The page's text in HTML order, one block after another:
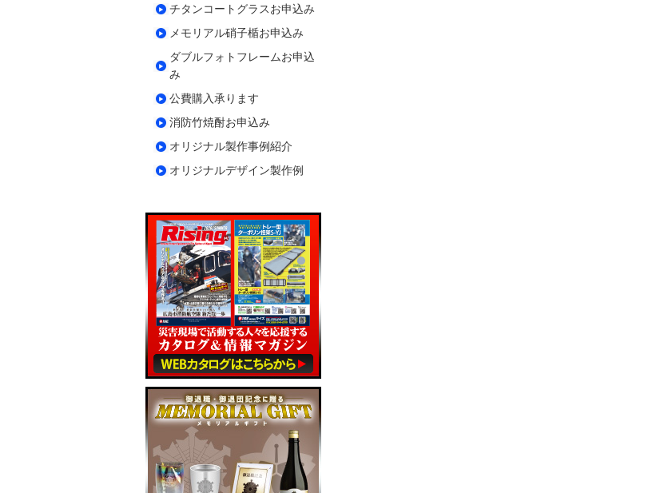
チタンコートグラスお申込み
メモリアル硝子楯お申込み
ダブルフォトフレームお申込
み
公費購入承ります
消防竹焼酎お申込み
オリジナル製作事例紹介
オリジナルデザイン製作例